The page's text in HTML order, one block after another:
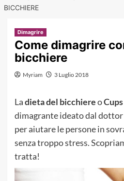
BICCHIERE
Dimagrire
Come dimagrire
bicchiere
Myriam 3 Luglio 2018
Ladieta del bicchiereo
dimagrante ideato dal dottor
per aiutare le persone in
senza troppo stress.
tratta!